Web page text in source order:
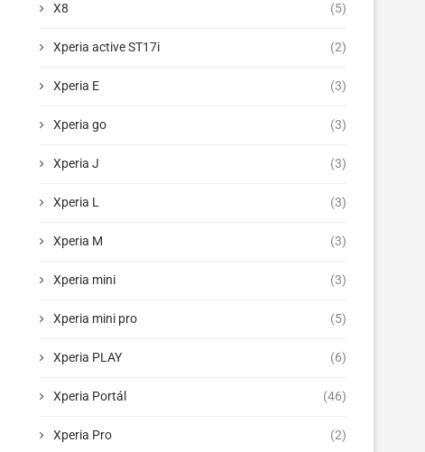
X8 (5)
Xperia active ST17i (2)
Xperia E (3)
Xperia go (3)
Xperia J (3)
Xperia L (3)
Xperia M (3)
Xperia mini (3)
Xperia mini pro (5)
Xperia PLAY (6)
Xperia Portál (46)
Xperia Pro (2)